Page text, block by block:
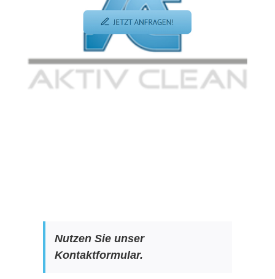
Nutzen Sie unser
Kontaktformular.